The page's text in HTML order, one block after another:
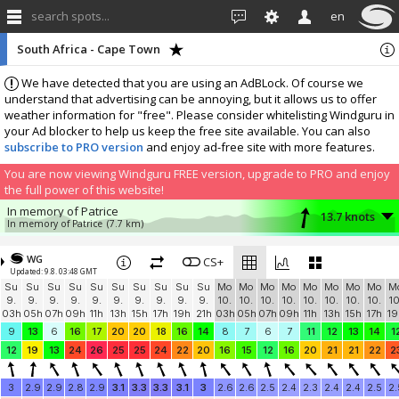
search spots... en
We have detected that you are using an AdBLock. Of course we
understand that advertising can be annoying, but it allows us to offer
weather information for "free". Please consider whitelisting Windguru in
your Ad blocker to help us keep the free site available. You can also
subscribe to PRO version and enjoy ad-free site with more features.
You are now viewing Windguru FREE version, upgrade to PRO and enjoy
the full power of this website!
South Africa - Cape Town
In memory of Patrice
In memory of Patrice (7.7 km)
13.7 knots
Glen Club
Camps Bay
The French Connection (9.3 km) 2.8 knots
More stations:
Kenilworth
Rhino Kenilworth (10.6 km)
1.5 knots
Sunningdale, Cape Town
blouberg.co.za (11.8 km)
4.6 knots
Melkbos Haakgat
WG
Updated: 9.8. 03:48 GMT
CS+
Su
9.
03h
Su
9.
05h
Su
9.
07h
Su
9.
09h
Su
9.
11h
Su
9.
13h
Su
9.
15h
Su
9.
17h
Su
9.
19h
Su
9.
21h
Mo
10.
03h
Mo
10.
05h
Mo
10.
07h
Mo
10.
09h
Mo
10.
11h
Mo
10.
13h
Mo
10.
15h
Mo
10.
17h
9
13 6 16 17 20 20 18 16 14 8 7 6 7 11 12 13 14
12
19 13 24 26 25 25 24 22 20 16 15 12 16 20 21 21 22
3 2.9 2.9 2.8 2.9 3.1 3.3 3.3 3.1 3 2.6 2.6 2.5 2.4 2.3 2.4 2.4 2.5